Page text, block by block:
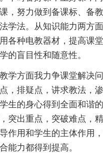
，努力做到备课标、备
学法。从知识能力两方
各种电教器材，提高课
的盲目性和随意性。
学方面我力争课堂解决
，排疑点，讲求教法，
生的身心得到全面和谐
突出重点，突破难点，
作用和学生的主体作用，
能力都得到提高。